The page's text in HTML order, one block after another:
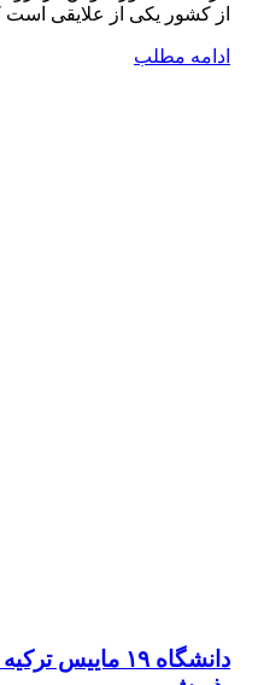
از کشور یکی از علایقی
ادامه مطلب
دانشگاه ۱۹